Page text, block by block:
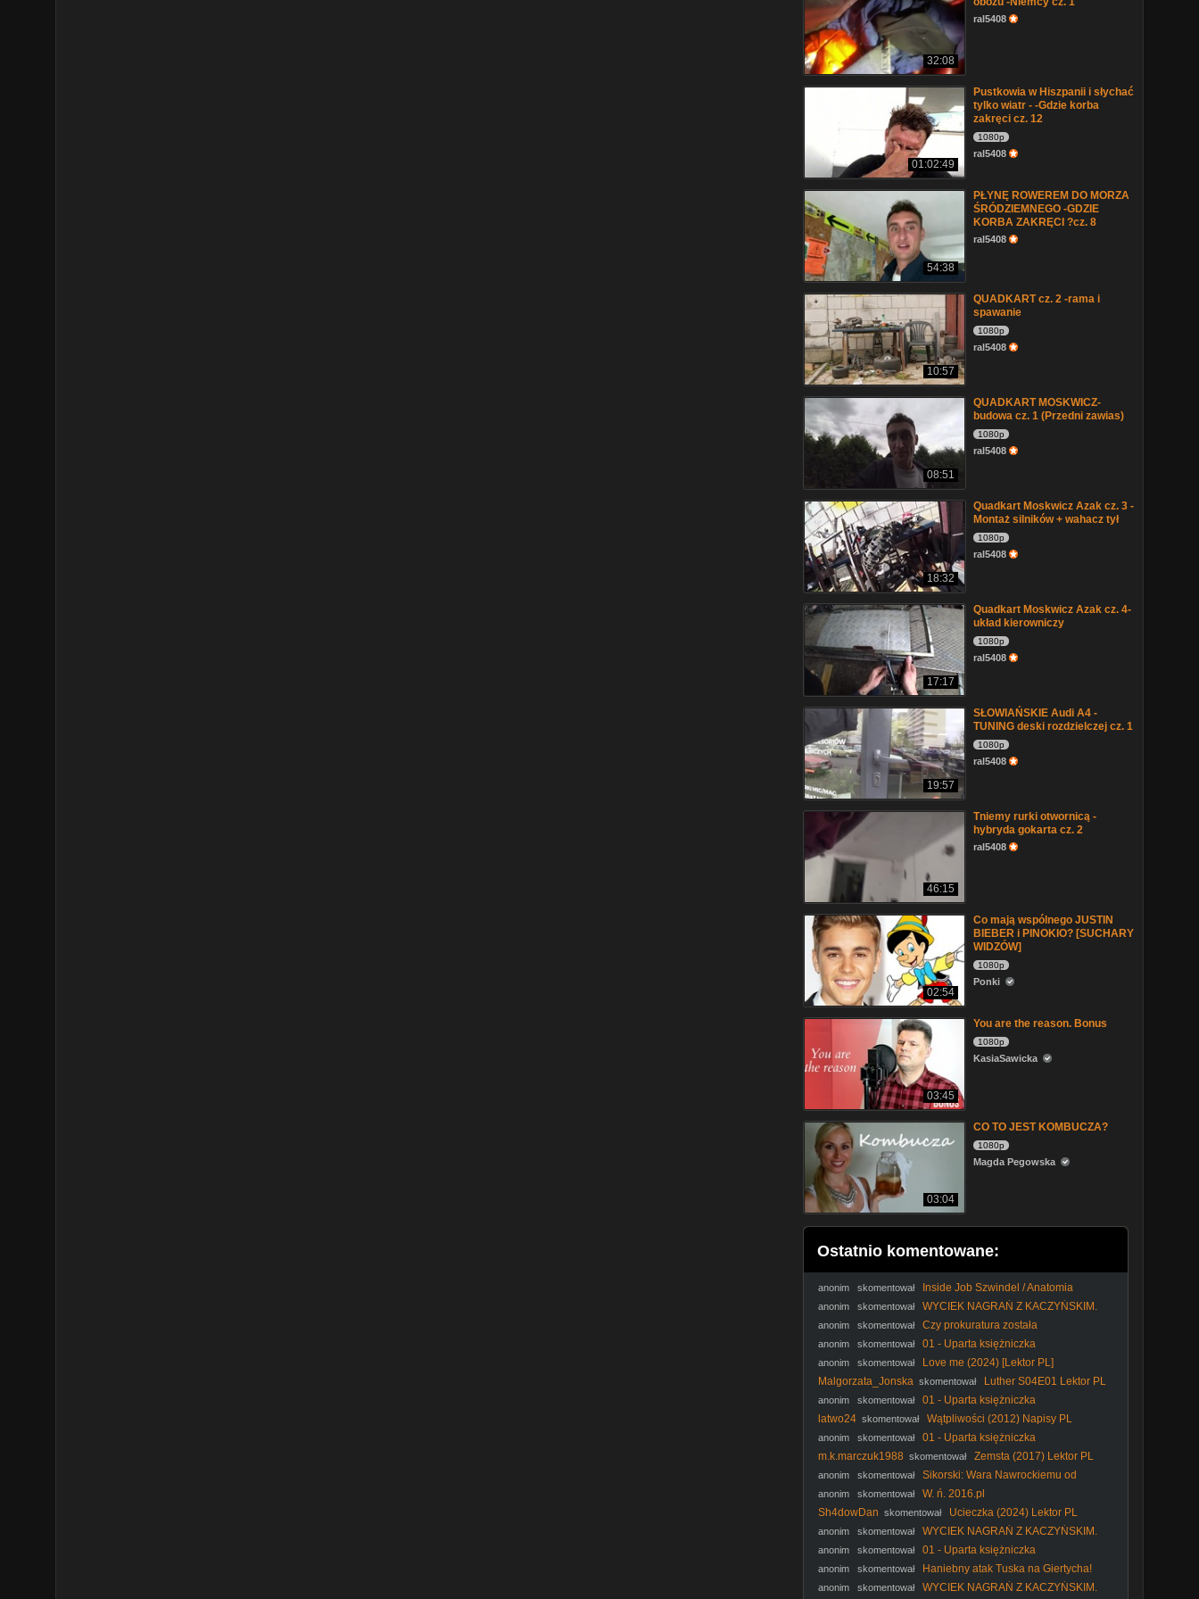
32:08
ral5408
01:02:49
Pustkowia w Hiszpanii i słychać
tylko wiatr - -Gdzie korba
zakręci cz. 12
1080p
ral5408
54:38
PŁYNĘ ROWEREM DO MORZA
ŚRÓDZIEMNEGO -GDZIE
KORBA ZAKRĘCI ?cz. 8
ral5408
10:57
QUADKART cz. 2 -rama i
spawanie
1080p
ral5408
08:51
QUADKART MOSKWICZ-
budowa cz. 1 (Przedni zawias)
1080p
ral5408
18:32
Quadkart Moskwicz Azak cz. 3 -
Montaż silników + wahacz tył
1080p
ral5408
17:17
Quadkart Moskwicz Azak cz. 4-
układ kierowniczy
1080p
ral5408
19:57
SŁOWIAŃSKIE Audi A4 -
TUNING deski rozdzielczej cz. 1
1080p
ral5408
46:15
Tniemy rurki otwornicą -
hybryda gokarta cz. 2
ral5408
02:54
Co mają wspólnego JUSTIN
BIEBER i PINOKIO? [SUCHARY
WIDZÓW]
1080p
Ponki
03:45
You are the reason. Bonus
1080p
KasiaSawicka
03:04
CO TO JEST KOMBUCZA?
1080p
Magda Pegowska
Ostatnio komentowane:
anonim skomentował
Inside Job Szwindel / Anatomia
Kryzysu / 2010 Film dokumentalny / PL480p
anonim skomentował
WYCIEK NAGRAŃ Z KACZYŃSKIM.
KTO ZŁAMAŁ PRAWO?
anonim skomentował
Czy prokuratura została
upolityczniona? Ostre oskarżenia pod adresem Szurka.
anonim skomentował 01 - Uparta księżniczka
anonim skomentował
Love me (2024) [Lektor PL]
Malgorzata_Jonska skomentował Luther S04E01 Lektor PL
anonim skomentował
01 - Uparta księżniczka
latwo24 skomentował Wątpliwości (2012) Napisy PL
anonim skomentował
01 - Uparta księżniczka
m.k.marczuk1988 skomentował Zemsta (2017) Lektor PL
anonim skomentował
Sikorski: Wara Nawrockiemu od
rządzenia | IPP
anonim skomentował
W. ń. 2016.pl
Sh4dowDan skomentował Ucieczka (2024) Lektor PL
anonim skomentował
WYCIEK NAGRAŃ Z KACZYŃSKIM.
KTO ZŁAMAŁ PRAWO?
anonim skomentował 01 - Uparta księżniczka
anonim skomentował
Haniebny atak Tuska na Giertycha!
#Tusk #Giertych #Kaczyński #DwieWieże #prokuratura
anonim skomentował
WYCIEK NAGRAŃ Z KACZYŃSKIM.